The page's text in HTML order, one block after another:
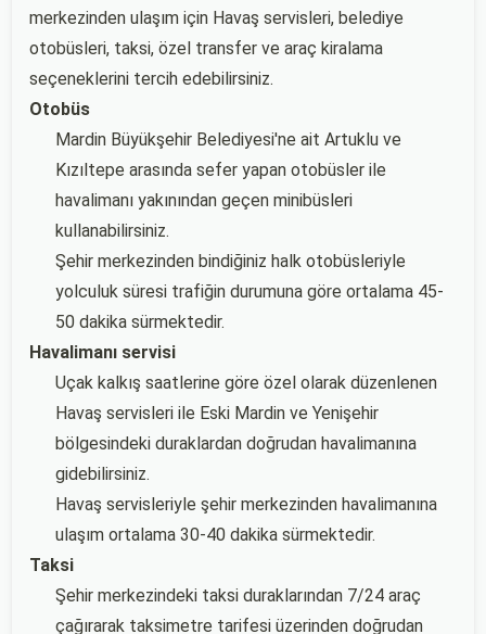
merkezinden ulaşım için Havaş servisleri, belediye
otobüsleri, taksi, özel transfer ve araç kiralama
seçeneklerini tercih edebilirsiniz.
Otobüs
Mardin Büyükşehir Belediyesi'ne ait Artuklu ve
Kızıltepe arasında sefer yapan otobüsler ile
havalimanı yakınından geçen minibüsleri
kullanabilirsiniz.
Şehir merkezinden bindiğiniz halk otobüsleriyle
yolculuk süresi trafiğin durumuna göre ortalama 45-
50 dakika sürmektedir.
Havalimanı servisi
Uçak kalkış saatlerine göre özel olarak düzenlenen
Havaş servisleri ile Eski Mardin ve Yenişehir
bölgesindeki duraklardan doğrudan havalimanına
gidebilirsiniz.
Havaş servisleriyle şehir merkezinden havalimanına
ulaşım ortalama 30-40 dakika sürmektedir.
Taksi
Şehir merkezindeki taksi duraklarından 7/24 araç
çağırarak taksimetre tarifesi üzerinden doğrudan